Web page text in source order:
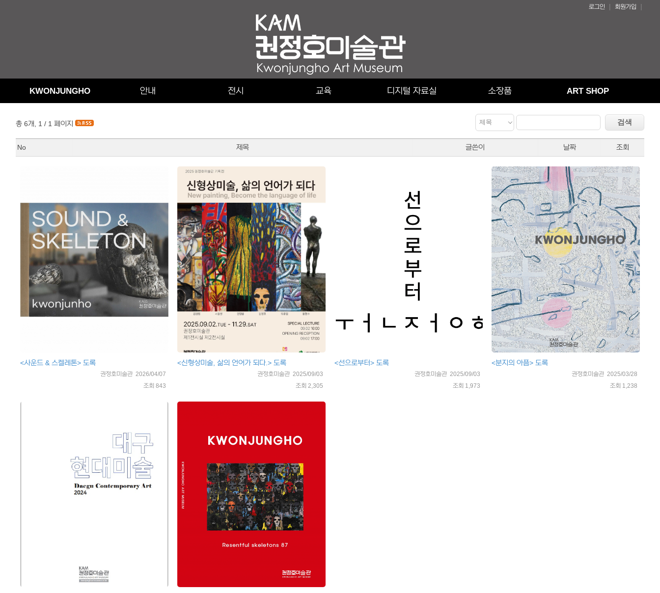
로그인 | 회원가입 |
KWONJUNGHO 안내 전시 교육 디지털 자료실 소장품 ART SHOP
총 6개, 1 / 1 페이지
No 제목 글쓴이 날짜 조회
<사운드 & 스켈레톤> 도록
권정호미술관 2026/04/07
조회 843
<신형상미술, 삶의 언어가 되다.> 도록
권정호미술관 2025/09/03
조회 2,305
<선으로부터> 도록
권정호미술관 2025/09/03
조회 1,973
<분지의 아픔> 도록
권정호미술관 2025/03/28
조회 1,238